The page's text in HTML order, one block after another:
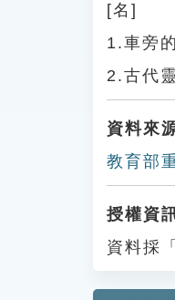
[名]
1.車旁
2.古代
資料來
教育部
授權資
資料採「